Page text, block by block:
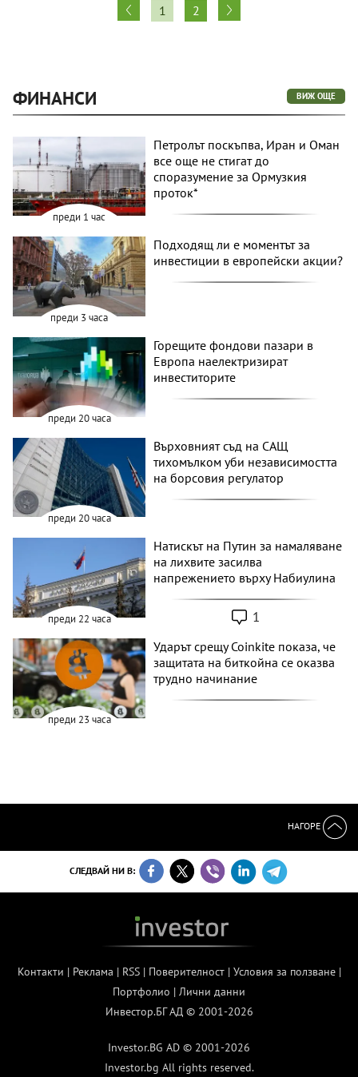
1 2
ФИНАНСИ ВИЖ ОЩЕ
преди 1 час
Петролът поскъпва, Иран и Оман
все още не стигат до
споразумение за Ормузкия
проток*
преди 3 часа
Подходящ ли е моментът за
инвестиции в европейски акции?
преди 20 часа
Горещите фондови пазари в
Европа наелектризират
инвеститорите
преди 20 часа
Върховният съд на САЩ
тихомълком уби независимостта
на борсовия регулатор
преди 22 часа
Натискът на Путин за намаляване
на лихвите засилва
напрежението върху Набиулина
1
преди 23 часа
Ударът срещу Coinkite показа, че
защитата на биткойна се оказва
трудно начинание
НАГОРЕ
СЛЕДВАЙ НИ В:
Контакти | Реклама | RSS| Поверителност| Условия за ползване|
Портфолио | Лични данни
Инвестор.БГ АД © 2001-2026
Investor.BG AD © 2001-2026
Investor.bg All rights reserved.